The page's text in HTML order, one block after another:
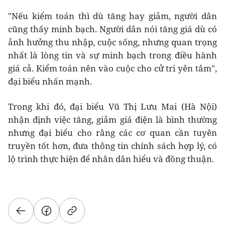
"Nếu kiểm toán thì dù tăng hay giảm, người dân
cũng thấy minh bạch. Người dân nói tăng giá dù có
ảnh hưởng thu nhập, cuộc sống, nhưng quan trọng
nhất là lòng tin và sự minh bạch trong điều hành
giá cả. Kiểm toán nên vào cuộc cho cử tri yên tâm",
đại biểu nhấn mạnh.
Trong khi đó, đại biểu Vũ Thị Lưu Mai (Hà Nội)
nhận định việc tăng, giảm giá điện là bình thường
nhưng đại biểu cho rằng các cơ quan cần tuyên
truyền tốt hơn, đưa thông tin chính sách hợp lý, có
lộ trình thực hiện để nhân dân hiểu và đồng thuận.